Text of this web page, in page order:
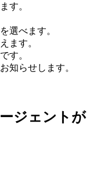
す。
選べます。
ます。
す。
知らせします。
ジェントが